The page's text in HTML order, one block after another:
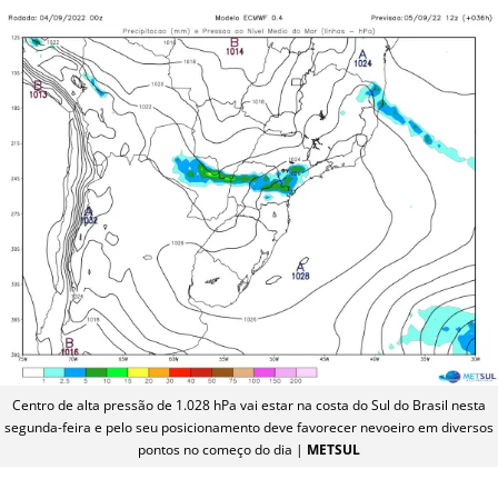
Centro de alta pressão de 1.028 hPa vai estar na costa do Sul do Brasil nesta
segunda-feira e pelo seu posicionamento deve favorecer nevoeiro em diversos
pontos no começo do dia | METSUL